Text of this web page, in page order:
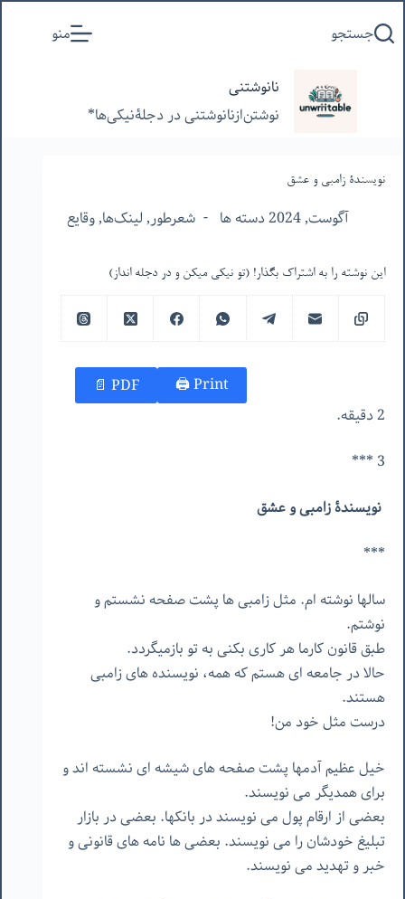
به
جستجو منو
نانوشتنی
نوشتن‌از‌نانوشتنی‌ در‌ دجلۀنیکی‌ها*
نویسندۀ زامبی و عشق
آگوست, 2024 دسته ها شعرطور,لینک‌ها,وقایع
این نوشته را به اشتراک بگذار! (تو نیکی میکن و در دجله انداز)
Print 🖨
PDF 📄
2 دقیقه.
3 ***
نویسندۀ زامبی و عشق
***
سالها نوشته ام. مثل زامبی ها پشت صفحه نشستم و
نوشتم.
طبق قانون کارما هر کاری بکنی به تو بازمیگردد.
حالا در جامعه ای هستم که همه، نویسنده های زامبی
هستند.
درست مثل خود من!
خیل عظیم آدمها پشت صفحه های شیشه ای نشسته اند و
برای همدیگر می نویسند.
بعضی از ارقام پول می نویسند در بانکها. بعضی در بازار
تبلیغ خودشان را می نویسند. بعضی ها نامه های قانونی و
خبر و تهدید می نویسند.